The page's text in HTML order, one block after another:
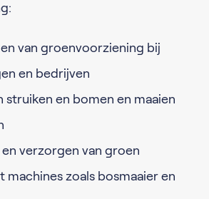
van groenvoorziening bij
en bedrijven
struiken en bomen en maaien
verzorgen van groen
machines zoals bosmaaier en